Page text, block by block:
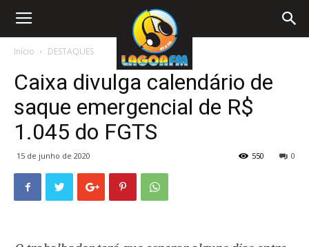
Início DESTAQUES
Caixa divulga calendário de
saque emergencial de R$
1.045 do FGTS
15 de junho de 2020 0
550